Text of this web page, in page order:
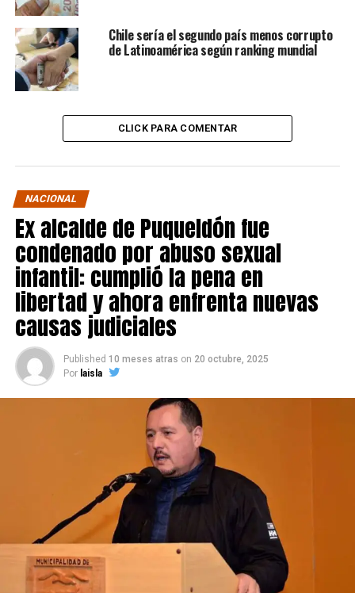
Chile sería el segundo país menos corrupto
de Latinoamérica según ranking mundial
CLICK PARA COMENTAR
NACIONAL
Ex alcalde de Puqueldón fue
condenado por abuso sexual
infantil: cumplió la pena en
libertad y ahora enfrenta nuevas
causas judiciales
Published 10 meses atras on 20 octubre, 2025
Por laisla